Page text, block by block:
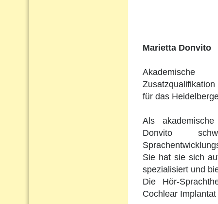
Marietta Donvito
für das
Als
Donvito
Sie hat sie sich
spezialisiert und
Die Hör-
Cochlear